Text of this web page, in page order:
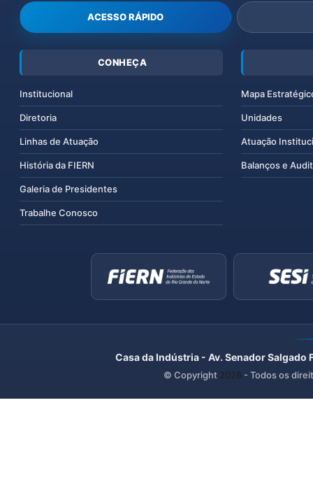
ACESSO RÁPIDO
CONHEÇA
Institucional
Diretoria
Linhas de Atuação
História da FIERN
Galeria de Presidentes
Trabalhe Conosco
Mapa
Unidades
Atuação
Balanços e
Casa da Indústria - Av. Senador
© Copyright 2026 - Todos os